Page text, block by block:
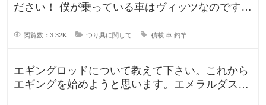
ださい！ 僕が乗っている車はヴィッツなのです
閲覧数：3.32K つり具に関して 積載 車 釣竿
エギングロッドについて教えて下さい。これから
エギングを始めようと思います。エメラルダスや